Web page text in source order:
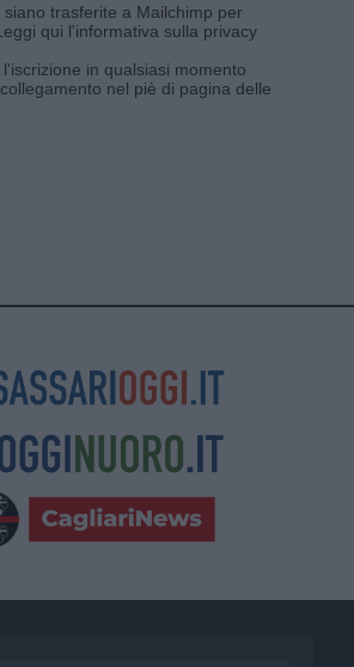
trasferite a Mailchimp per
qui l'informativa sulla privacy
in qualsiasi momento
nel piè di pagina delle